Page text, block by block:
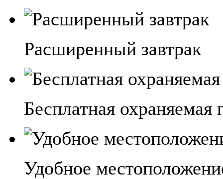
Расширенный завтрак
Бесплатная охраняемая
Удобное